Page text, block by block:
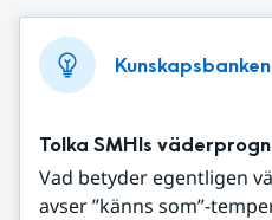
Kunskapsbanken
Tolka SMHIs
Vad betyder egentligen
avser ”känns som”-